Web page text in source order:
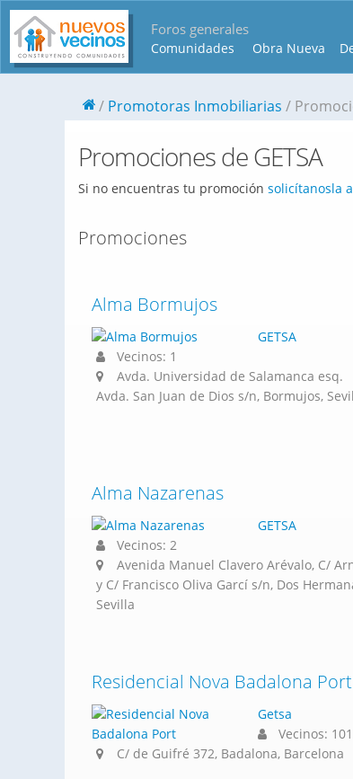
Foros generales
Comunidades Obra Nueva
Promotoras Inmobiliarias
Promociones de GETSA
Si no encuentras tu promoción solicítanosla
Promociones
Alma Bormujos
GETSA
Vecinos: 1
Avda. Universidad de Salamanca esq.
Avda. San Juan de Dios s/n, Bormujos,
Alma Nazarenas
GETSA
Vecinos: 2
Avenida Manuel Clavero Arévalo, C/
y C/ Francisco Oliva Garcí s/n, Dos
Sevilla
Residencial Nova Badalona Port
Getsa
Vecinos: 101
C/ de Guifré 372, Badalona, Barcelona